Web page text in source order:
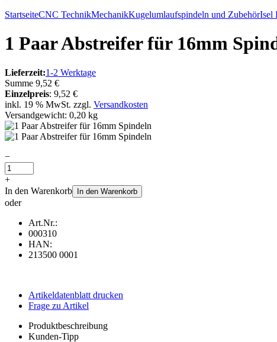
StartseiteCNC TechnikMechanikKugelumlaufspindeln und ZubehörIsel
1 Paar Abstreifer für 16mm
Lieferzeit:1-2 Werktage
Summe 9,52 €
Einzelpreis: 9,52 €
inkl. 19 % MwSt. zzgl. Versandkosten
Versandgewicht: 0,20 kg
−
+
In den Warenkorb
In den Warenkorb
oder
Art.Nr.:
000310
HAN:
213500 0001
Artikeldatenblatt drucken
Frage zu Artikel
Produktbeschreibung
Kunden-Tipp